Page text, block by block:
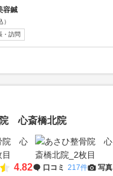
容鍼
）
・訪問
心斎橋北院
4.82 口コミ 217件 写真